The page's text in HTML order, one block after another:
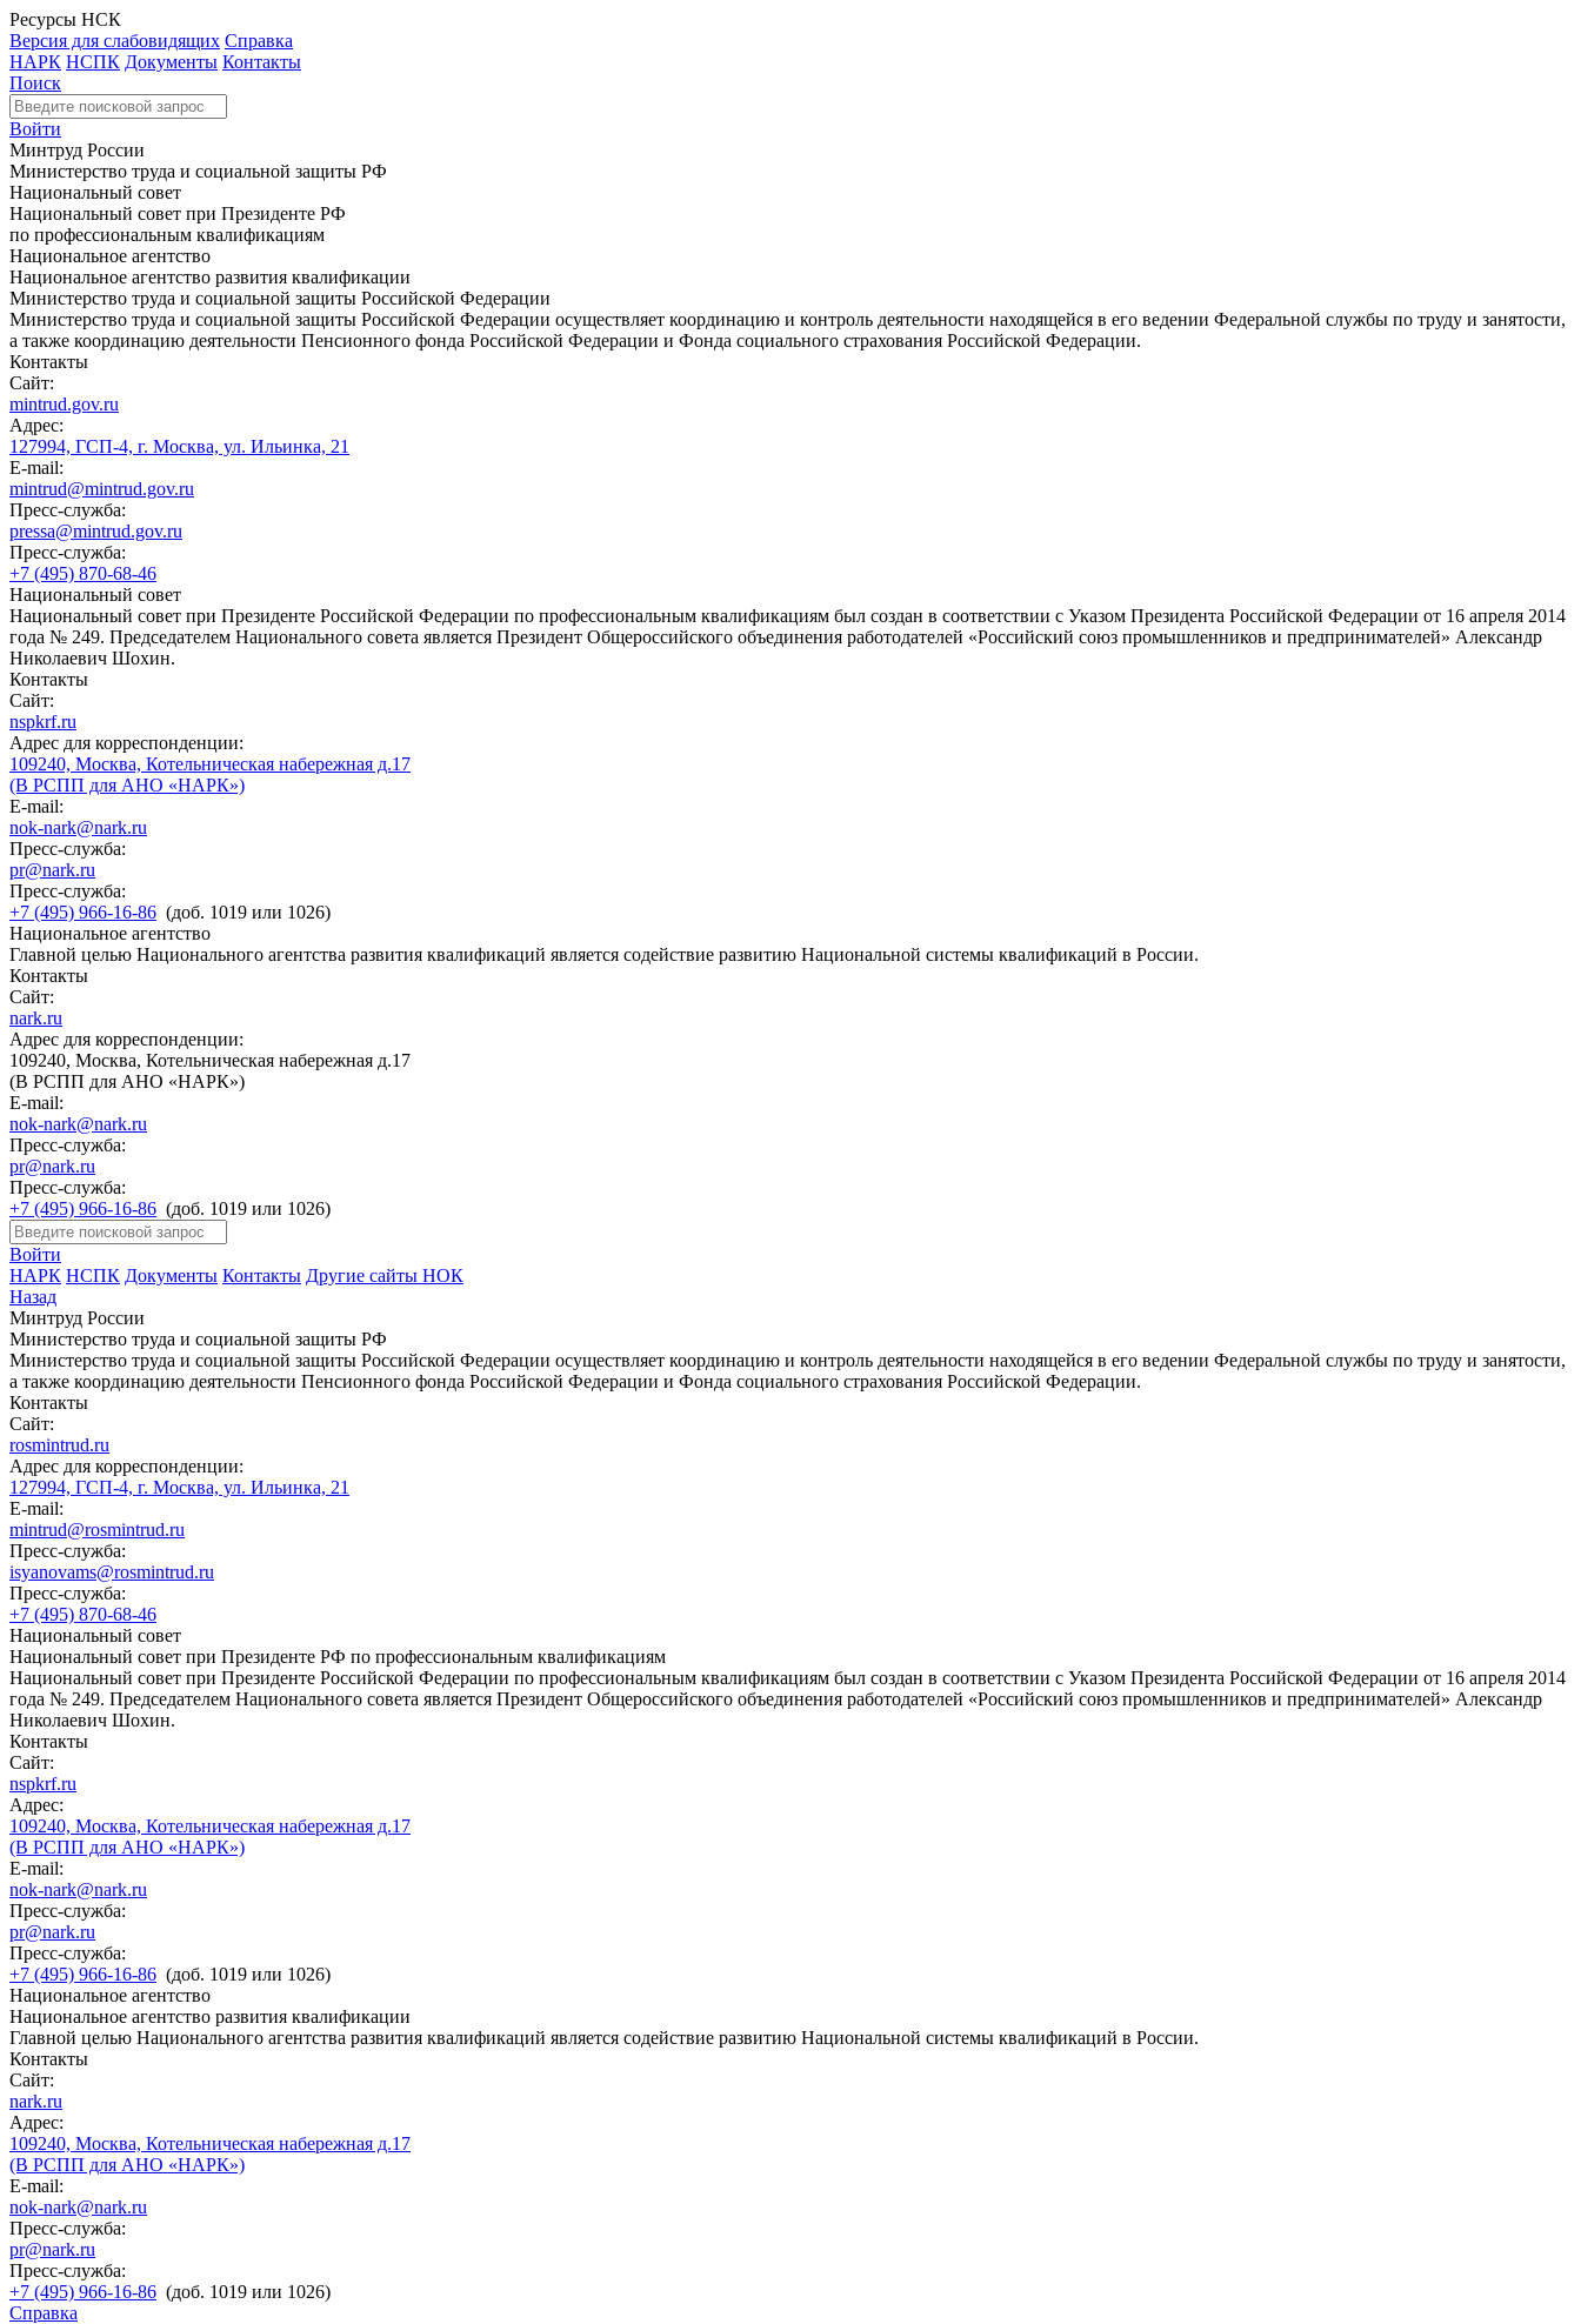
Ресурсы НСК
Версия для слабовидящих Справка
НАРК НСПК Документы Контакты
Поиск
Войти
Минтруд России
Министерство труда и социальной защиты РФ
Национальный совет
Национальный совет при Президенте РФ
по профессиональным квалификациям
Национальное агентство
Национальное агентство развития квалификации
Министерство труда и социальной защиты Российской Федерации
Министерство труда и социальной защиты Российской Федерации осуществляет координацию и контроль деятельности находящейся в его ведении Федеральной службы по труду и занятости,
а также координацию деятельности Пенсионного фонда Российской Федерации и Фонда социального страхования Российской Федерации.
Контакты
Сайт:
mintrud.gov.ru
Адрес:
127994, ГСП-4, г. Москва, ул. Ильинка, 21
E-mail:
mintrud@mintrud.gov.ru
Пресс-служба:
pressa@mintrud.gov.ru
Пресс-служба:
+7 (495) 870-68-46
Национальный совет
Национальный совет при Президенте Российской Федерации по профессиональным квалификациям был создан в соответствии с Указом Президента Российской Федерации от 16 апреля 2014
года № 249. Председателем Национального совета является Президент Общероссийского объединения работодателей «Российский союз промышленников и предпринимателей» Александр
Николаевич Шохин.
Контакты
Сайт:
nspkrf.ru
Адрес для корреспонденции:
109240, Москва, Котельническая набережная д.17
(В РСПП для АНО «НАРК»)
E-mail:
nok-nark@nark.ru
Пресс-служба:
pr@nark.ru
Пресс-служба:
+7 (495) 966-16-86 (доб. 1019 или 1026)
Национальное агентство
Главной целью Национального агентства развития квалификаций является содействие развитию Национальной системы квалификаций в России.
Контакты
Сайт:
nark.ru
Адрес для корреспонденции:
109240, Москва, Котельническая набережная д.17
(В РСПП для АНО «НАРК»)
E-mail:
nok-nark@nark.ru
Пресс-служба:
pr@nark.ru
Пресс-служба:
+7 (495) 966-16-86 (доб. 1019 или 1026)
Войти
НАРК НСПК Документы Контакты Другие сайты НОК
Назад
Минтруд России
Министерство труда и социальной защиты РФ
Министерство труда и социальной защиты Российской Федерации осуществляет координацию и контроль деятельности находящейся в его ведении Федеральной службы по труду и занятости,
а также координацию деятельности Пенсионного фонда Российской Федерации и Фонда социального страхования Российской Федерации.
Контакты
Сайт:
rosmintrud.ru
Адрес для корреспонденции:
127994, ГСП-4, г. Москва, ул. Ильинка, 21
E-mail:
mintrud@rosmintrud.ru
Пресс-служба:
isyanovams@rosmintrud.ru
Пресс-служба:
+7 (495) 870-68-46
Национальный совет
Национальный совет при Президенте РФ по профессиональным квалификациям
Национальный совет при Президенте Российской Федерации по профессиональным квалификациям был создан в соответствии с Указом Президента Российской Федерации от 16 апреля 2014
года № 249. Председателем Национального совета является Президент Общероссийского объединения работодателей «Российский союз промышленников и предпринимателей» Александр
Николаевич Шохин.
Контакты
Сайт:
nspkrf.ru
Адрес:
109240, Москва, Котельническая набережная д.17
(В РСПП для АНО «НАРК»)
E-mail:
nok-nark@nark.ru
Пресс-служба:
pr@nark.ru
Пресс-служба:
+7 (495) 966-16-86 (доб. 1019 или 1026)
Национальное агентство
Национальное агентство развития квалификации
Главной целью Национального агентства развития квалификаций является содействие развитию Национальной системы квалификаций в России.
Контакты
Сайт:
nark.ru
Адрес:
109240, Москва, Котельническая набережная д.17
(В РСПП для АНО «НАРК»)
E-mail:
nok-nark@nark.ru
Пресс-служба:
pr@nark.ru
Пресс-служба:
+7 (495) 966-16-86 (доб. 1019 или 1026)
Справка